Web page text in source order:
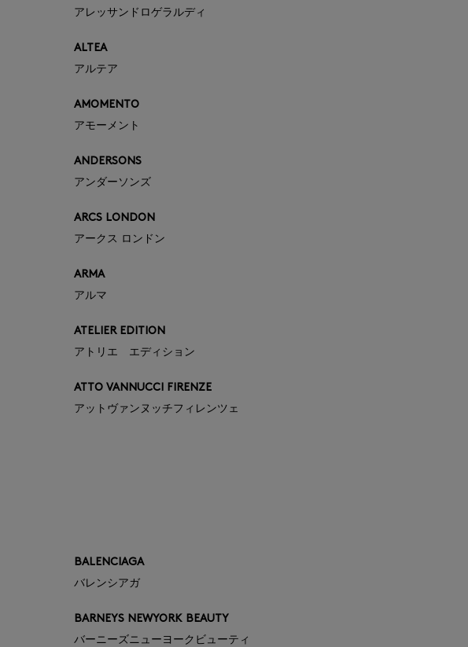
アレッサンドロゲラルディ
ALTEA
アルテア
AMOMENTO
アモーメント
ANDERSONS
アンダーソンズ
ARCS LONDON
アークス ロンドン
ARMA
アルマ
ATELIER EDITION
アトリエ エディション
ATTO VANNUCCI FIRENZE
アットヴァンヌッチフィレンツェ
BALENCIAGA
バレンシアガ
BARNEYS NEWYORK BEAUTY
バーニーズニューヨークビューティ